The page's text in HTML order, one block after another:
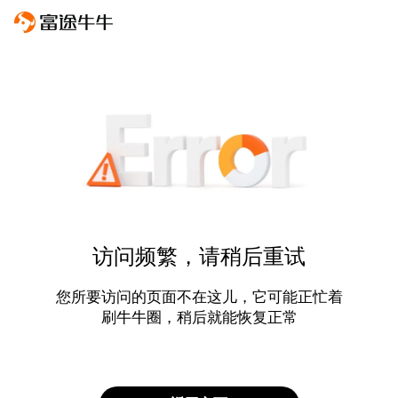
访问频繁，请稍后重试
您所要访问的页面不在这儿，它可能正忙着
刷牛牛圈，稍后就能恢复正常